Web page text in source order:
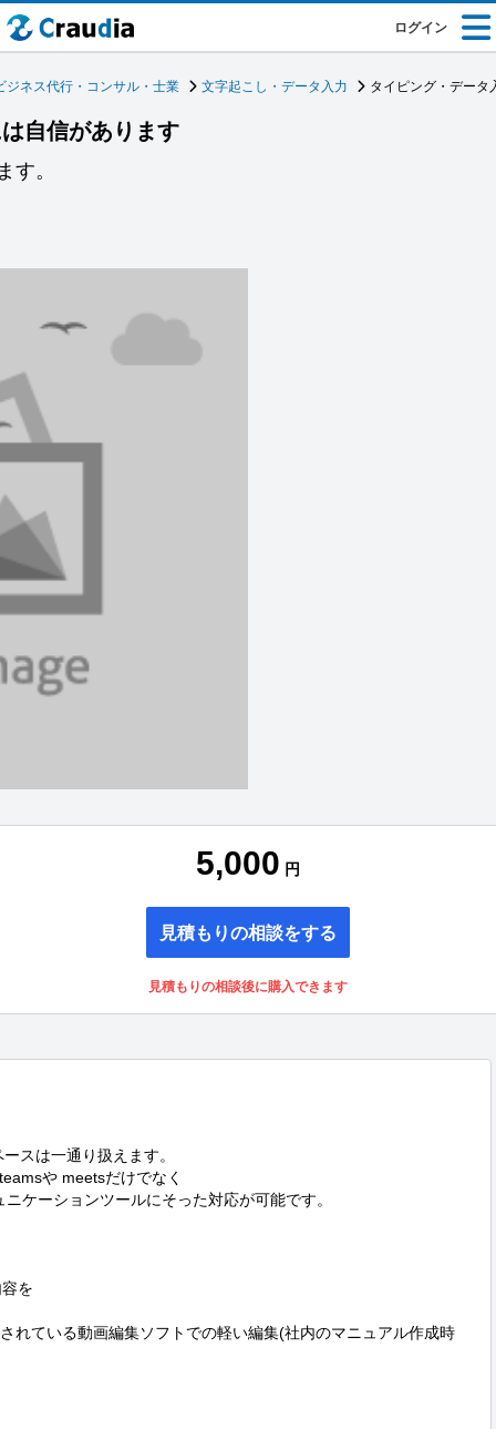
ログイン
ジネス代行・コンサル・士業 文字起こし・データ入力 タイピング・データ
自信があります
す。
5,000 円
見積もりの相談をする
見積もりの相談後に購入できます
スは一通り扱えます。
や meetsだけでなく
ケーションツールにそった対応が可能です。
を
れている動画編集ソフトでの軽い編集(社内のマニュアル作成時